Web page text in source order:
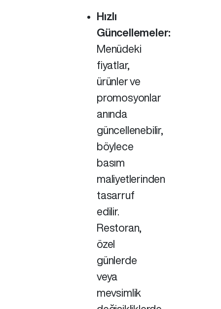
Hızlı
Güncellemeler:
Menüdeki
fiyatlar,
ürünler ve
promosyonlar
anında
güncellenebilir,
böylece
basım
maliyetlerinden
tasarruf
edilir.
Restoran,
özel
günlerde
veya
mevsimlik